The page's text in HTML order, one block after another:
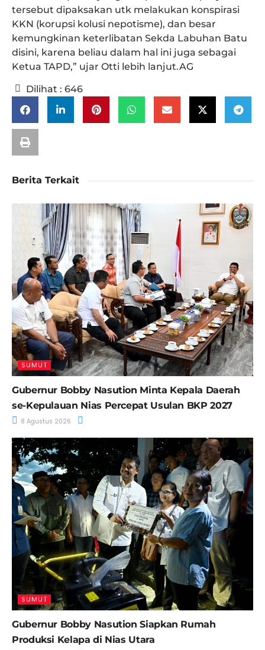
tersebut dipaksakan utk melakukan konspirasi
KKN (korupsi kolusi nepotisme), dan besar
kemungkinan keterlibatan Sekda Labuhan Batu
disini, karena beliau dalam hal ini juga sebagai
Ketua TAPD,” ujar Otti lebih lanjut.AG
Dilihat : 646
Berita Terkait
SUMUT
Gubernur Bobby Nasution Minta Kepala Daerah
se-Kepulauan Nias Percepat Usulan BKP 2027
8 Agustus 2026
SUMUT
Gubernur Bobby Nasution Siapkan Rumah
Produksi Kelapa di Nias Utara